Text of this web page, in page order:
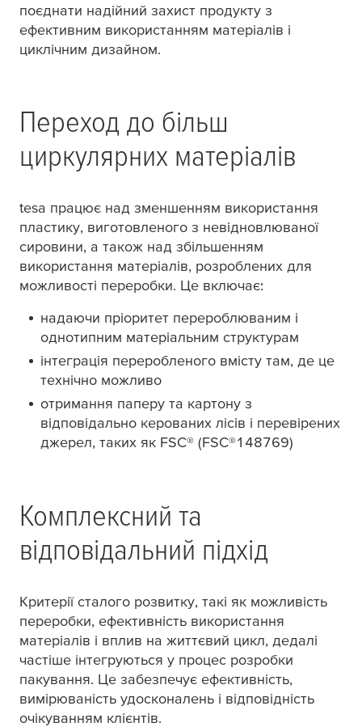
поєднати надійний захист продукту з
ефективним використанням матеріалів і
циклічним дизайном.
Переход до більш
циркулярних матеріалів
tesa працює над зменшенням використання
пластику, виготовленого з невідновлюваної
сировини, а також над збільшенням
використання матеріалів, розроблених для
можливості переробки. Це включає:
надаючи пріоритет перероблюваним і
однотипним матеріальним структурам
інтеграція переробленого вмісту там, де це
технічно можливо
отримання паперу та картону з
відповідально керованих лісів і перевірених
джерел, таких як FSC® (FSC®148769)
Комплексний та
відповідальний підхід
Критерії сталого розвитку, такі як можливість
переробки, ефективність використання
матеріалів і вплив на життєвий цикл, дедалі
частіше інтегруються у процес розробки
пакування. Це забезпечує ефективність,
вимірюваність удосконалень і відповідність
очікуванням клієнтів.